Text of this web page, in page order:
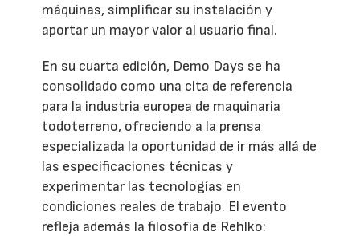
máquinas, simplificar su instalación y
aportar un mayor valor al usuario final.
En su cuarta edición, Demo Days se ha
consolidado como una cita de referencia
para la industria europea de maquinaria
todoterreno, ofreciendo a la prensa
especializada la oportunidad de ir más allá de
las especificaciones técnicas y
experimentar las tecnologías en
condiciones reales de trabajo. El evento
refleja además la filosofía de Rehlko: